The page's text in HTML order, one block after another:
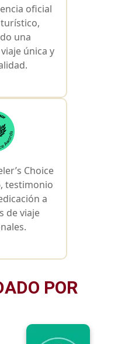
oficial
una
única y
Choice
, testimonio
a
de viaje
POR